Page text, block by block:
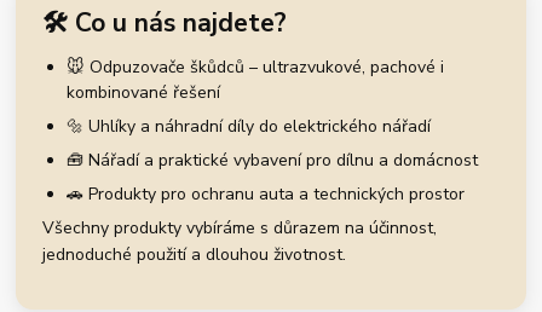
🛠️ Co u nás najdete?
🐭 Odpuzovače škůdců – ultrazvukové, pachové i
kombinované řešení
🔩 Uhlíky a náhradní díly do elektrického nářadí
🧰 Nářadí a praktické vybavení pro dílnu a domácnost
🚗 Produkty pro ochranu auta a technických prostor
Všechny produkty vybíráme s důrazem na účinnost,
jednoduché použití a dlouhou životnost.